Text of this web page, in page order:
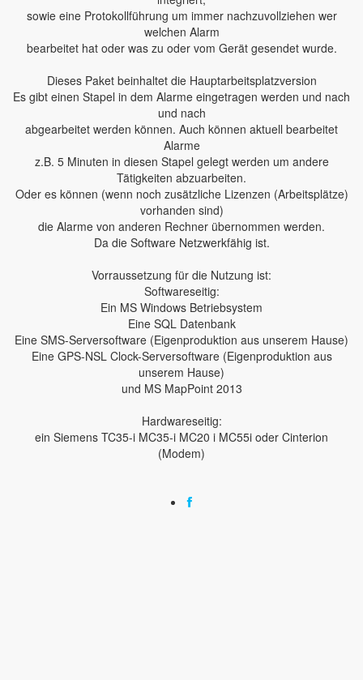
sowie eine Protokollführung um immer nachzuvollziehen wer
welchen Alarm
bearbeitet hat oder was zu oder vom Gerät gesendet wurde.
Dieses Paket beinhaltet die Hauptarbeitsplatzversion
Es gibt einen Stapel in dem Alarme eingetragen werden und nach
und nach
abgearbeitet werden können. Auch können aktuell bearbeitet
Alarme
z.B. 5 Minuten in diesen Stapel gelegt werden um andere
Tätigkeiten abzuarbeiten.
Oder es können (wenn noch zusätzliche Lizenzen (Arbeitsplätze)
vorhanden sind)
die Alarme von anderen Rechner übernommen werden.
Da die Software Netzwerkfähig ist.
Vorraussetzung für die Nutzung ist:
Softwareseitig:
Ein MS Windows Betriebsystem
Eine SQL Datenbank
Eine SMS-Serversoftware (Eigenproduktion aus unserem Hause)
Eine GPS-NSL Clock-Serversoftware (Eigenproduktion aus
unserem Hause)
und MS MapPoint 2013
Hardwareseitig:
ein Siemens TC35-i MC35-i MC20 i MC55i oder Cinterion
(Modem)